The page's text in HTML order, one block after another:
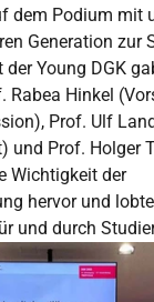
dem Podium mit
Generation zur
Young DGK
Rabea Hinkel
Prof. Ulf
und Prof. Holger
Wichtigkeit der
hervor und
und durch